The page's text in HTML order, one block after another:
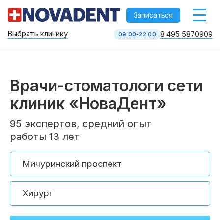
-->
Записаться
8 495 587 09 09
Услуги
Выбрать клинику 09:00-22:00 8 495 5870909
Врачи-стоматологи сети
клиник «НоваДент»
95 экспертов, средний опыт
работы 13 лет